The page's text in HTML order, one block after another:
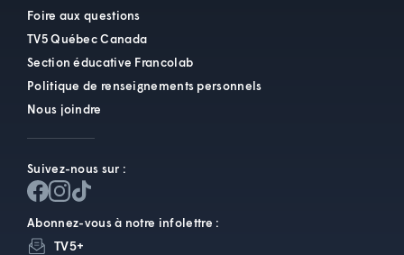
Foire aux questions
TV5 Québec Canada
Section éducative Francolab
Politique de renseignements personnels
Nous joindre
Suivez-nous sur :
Abonnez-vous à notre infolettre :
TV5+